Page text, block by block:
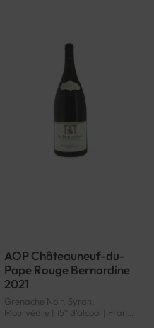
AOP Châteauneuf-du-
Pape Rouge Bernardine
2021
Grenache Noir, Syrah,
Mourvèdre | 15° d'alcool | France